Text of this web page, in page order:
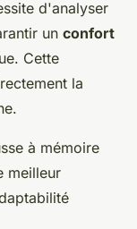
d'analyser
un confort
Cette
la
à mémoire
meilleur